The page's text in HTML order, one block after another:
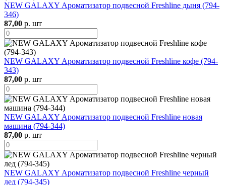
NEW GALAXY Ароматизатор подвесной Freshline дыня (794-
346)
87,00 р. шт
NEW GALAXY Ароматизатор подвесной Freshline кофе (794-
343)
87,00 р. шт
NEW GALAXY Ароматизатор подвесной Freshline новая
машина (794-344)
87,00 р. шт
NEW GALAXY Ароматизатор подвесной Freshline черный
лед (794-345)